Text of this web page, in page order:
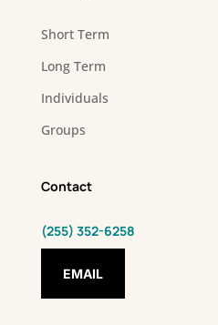
Short Term
Long Term
Individuals
Groups
Contact
(255) 352-6258
EMAIL